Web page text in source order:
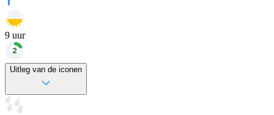
9 uur
Uitleg van de iconen